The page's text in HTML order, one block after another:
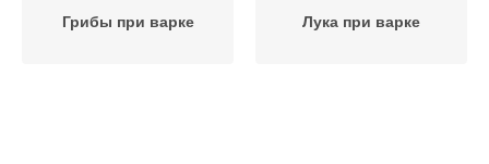
Грибы при варке Лука при варке